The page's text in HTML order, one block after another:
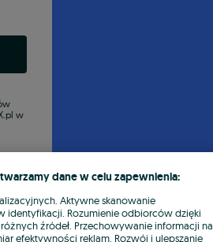
w
dane w celu zapewnienia:
Aktywne skanowanie
identyfikacji. Rozumienie odbiorców dzięki
źródeł. Przechowywanie informacji na
efektywności reklam. Rozwój i ulepszanie